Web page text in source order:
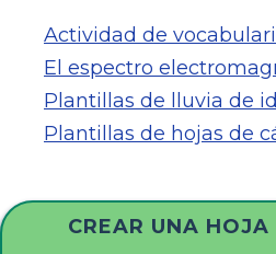
Actividad de
El espectro
Plantillas de lluvia de
Plantillas de hojas de
CREAR UNA